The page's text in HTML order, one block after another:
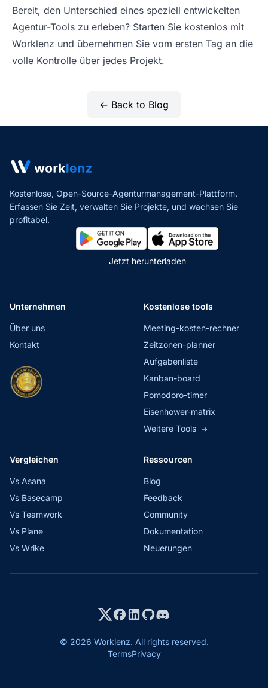
Bereit, den Unterschied eines speziell entwickelten
Agentur-Tools zu erleben? Starten Sie kostenlos mit
Worklenz und übernehmen Sie vom ersten Tag an die
volle Kontrolle über jedes Projekt.
← Back to Blog
Kostenlose, Open-Source-Agenturmanagement-Plattform.
Erfassen Sie Zeit, verwalten Sie Projekte, und wachsen Sie
profitabel.
Jetzt herunterladen
Unternehmen
Über uns
Kontakt
Kostenlose tools
Meeting-kosten-rechner
Zeitzonen-planner
Aufgabenliste
Kanban-board
Pomodoro-timer
Eisenhower-matrix
Weitere Tools →
Vergleichen
Vs Asana
Vs Basecamp
Vs Teamwork
Vs Plane
Vs Wrike
Ressourcen
Blog
Feedback
Community
Dokumentation
Neuerungen
© 2026 Worklenz. All rights reserved.
TermsPrivacy